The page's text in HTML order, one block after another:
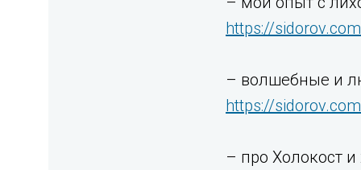
https://
– волшебные и
https://
– про Холокост и